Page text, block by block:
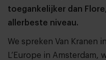
toegankelijker dan
allerbeste niveau.
We spreken Van Kranen
L’Europe in Amsterdam,